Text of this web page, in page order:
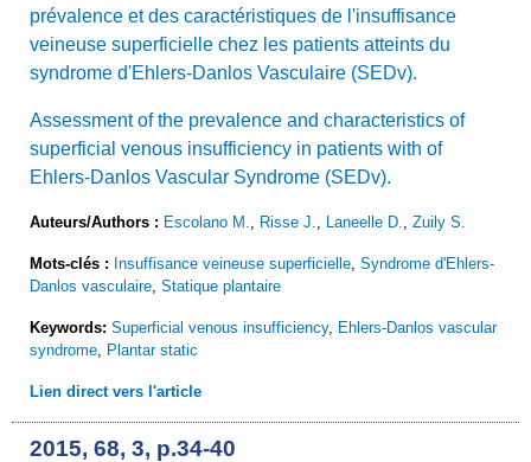
prévalence et des caractéristiques de l'insuffisance
veineuse superficielle chez les patients atteints du
syndrome d'Ehlers-Danlos Vasculaire (SEDv).
Assessment of the prevalence and characteristics of
superficial venous insufficiency in patients with of
Ehlers-Danlos Vascular Syndrome (SEDv).
Auteurs/Authors : Escolano M. Risse J. Laneelle D. Zuily S.
Mots-clés : Insuffisance veineuse superficielle Syndrome d'Ehlers-
Danlos vasculaire Statique plantaire
Keywords: Superficial venous insufficiency, Ehlers-Danlos vascular
syndrome
Plantar static
Lien direct vers l'article
2015, 68, 3, p.34-40